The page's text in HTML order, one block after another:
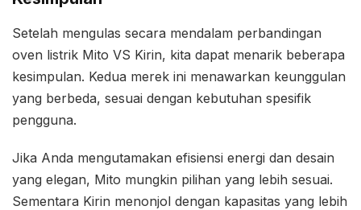
Setelah mengulas secara mendalam perbandingan
oven listrik Mito VS Kirin, kita dapat menarik beberapa
kesimpulan. Kedua merek ini menawarkan keunggulan
yang berbeda, sesuai dengan kebutuhan spesifik
pengguna.
Jika Anda mengutamakan efisiensi energi dan desain
yang elegan, Mito mungkin pilihan yang lebih sesuai.
Sementara Kirin menonjol dengan kapasitas yang lebih